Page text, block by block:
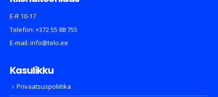
E-R 10-17
Telefon: +372 55 88 755
E-mail: info@telo.ee
Kasulikku
Privaatsuspoliitika